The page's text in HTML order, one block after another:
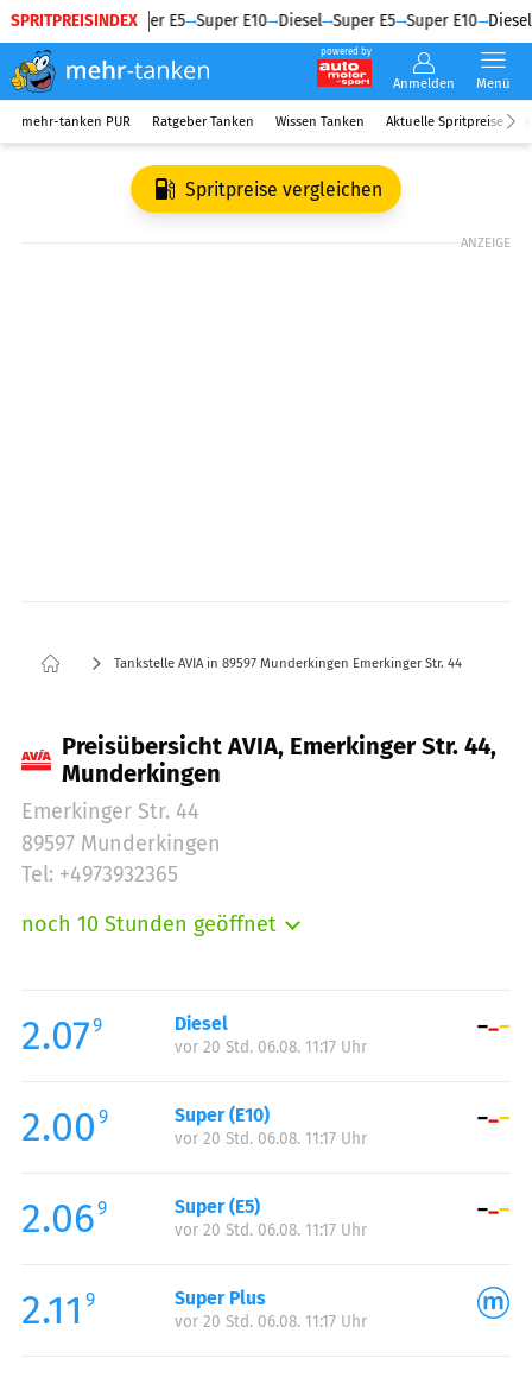
SPRITPREISINDEX
Diesel Super E5 Super E10 Diesel Super E5 Super E10 Diesel
powered by
Anmelden Menü
mehr-tanken PUR Ratgeber Tanken Wissen Tanken Aktuelle Spritpreise
Spritpreise vergleichen
ANZEIGE
Tankstelle AVIA in 89597 Munderkingen Emerkinger Str. 44
Preisübersicht AVIA, Emerkinger Str. 44,
Munderkingen
Emerkinger Str. 44
89597 Munderkingen
Tel: +4973932365
noch 10 Stunden geöffnet
Mittwoch:
07:00-20:00
Donnerstag:
Samstag:
07:30-20:00
Sonntag:
2.079 Diesel
vor 20 Std. 06.08. 11:17 Uhr
2.00 9 Super (E10)
vor 20 Std. 06.08. 11:17 Uhr
2.069 Super (E5)
vor 20 Std. 06.08. 11:17 Uhr
2.11 9 Super Plus
vor 20 Std. 06.08. 11:17 Uhr